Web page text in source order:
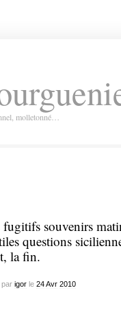
molletonné…
fugitifs souvenirs
questions
la fin.
igorle 24 Avr 2010